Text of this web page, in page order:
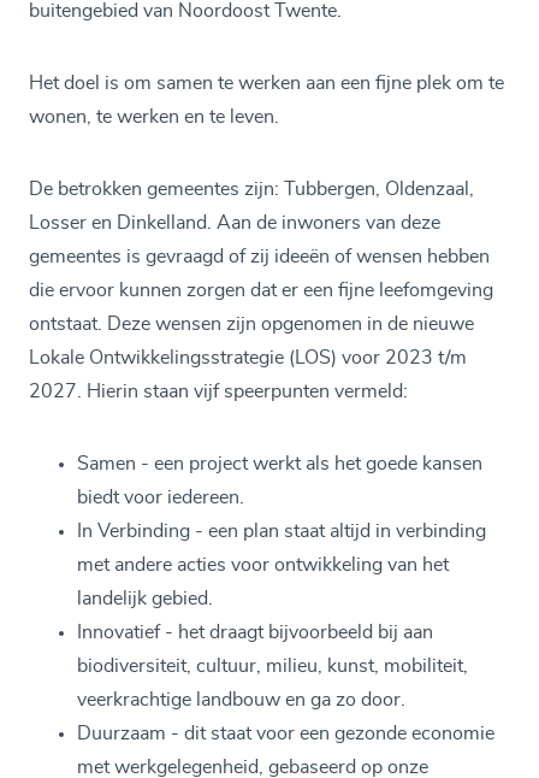
buitengebied van Noordoost Twente.
Het doel is om samen te werken aan een fijne plek om te
wonen, te werken en te leven.
De betrokken gemeentes zijn: Tubbergen, Oldenzaal,
Losser en Dinkelland. Aan de inwoners van deze
gemeentes is gevraagd of zij ideeën of wensen hebben
die ervoor kunnen zorgen dat er een fijne leefomgeving
ontstaat. Deze wensen zijn opgenomen in de nieuwe
Lokale Ontwikkelingsstrategie (LOS) voor 2023 t/m
2027. Hierin staan vijf speerpunten vermeld:
Samen - een project werkt als het goede kansen
biedt voor iedereen.
In Verbinding - een plan staat altijd in verbinding
met andere acties voor ontwikkeling van het
landelijk gebied.
Innovatief - het draagt bijvoorbeeld bij aan
biodiversiteit, cultuur, milieu, kunst, mobiliteit,
veerkrachtige landbouw en ga zo door.
Duurzaam - dit staat voor een gezonde economie
met werkgelegenheid, gebaseerd op onze